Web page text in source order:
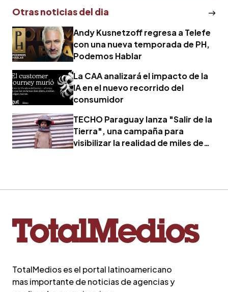
Otras noticias del dia
Andy Kusnetzoff regresa a Telefe
con una nueva temporada de PH,
Podemos Hablar
La CAA analizará el impacto de la
IA en el nuevo recorrido del
consumidor
TECHO Paraguay lanza "Salir de la
Tierra", una campaña para
visibilizar la realidad de miles de
TotalMedios es el portal latinoamericano
mas importante de noticias de agencias y